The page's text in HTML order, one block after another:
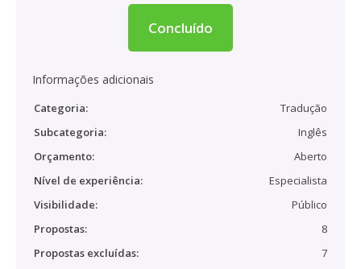
Concluído
Informações adicionais
Categoria:
Tradução
Subcategoria:
Inglês
Orçamento:
Aberto
Nível de experiência:
Especialista
Visibilidade:
Público
Propostas:
8
Propostas excluídas:
7